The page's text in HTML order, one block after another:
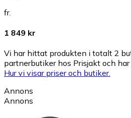
fr.
1 849 kr
Vi har hittat produkten i totalt 2
partnerbutiker hos Prisjakt och
Hur vi visar priser och butiker.
Annons
Annons